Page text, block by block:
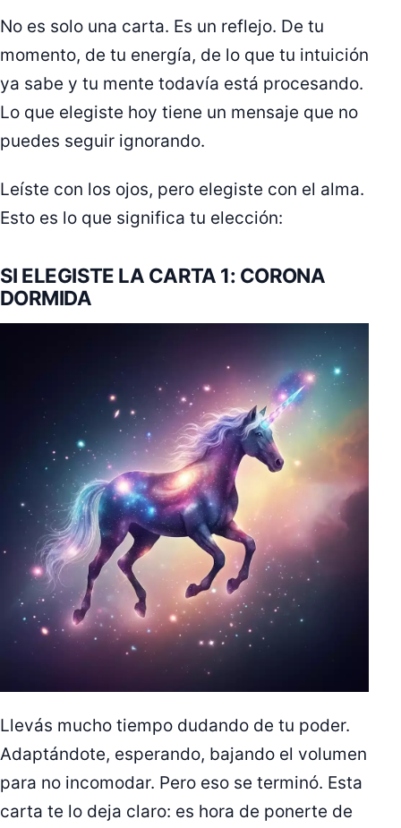
No es solo una carta. Es un reflejo. De tu
momento, de tu energía, de lo que tu intuición
ya sabe y tu mente todavía está procesando.
Lo que elegiste hoy tiene un mensaje que no
puedes seguir ignorando.
Leíste con los ojos, pero elegiste con el alma.
Esto es lo que significa tu elección:
SI ELEGISTE LA CARTA 1: CORONA
DORMIDA
Llevás mucho tiempo dudando de tu poder.
Adaptándote, esperando, bajando el volumen
para no incomodar. Pero eso se terminó. Esta
carta te lo deja claro: es hora de ponerte de